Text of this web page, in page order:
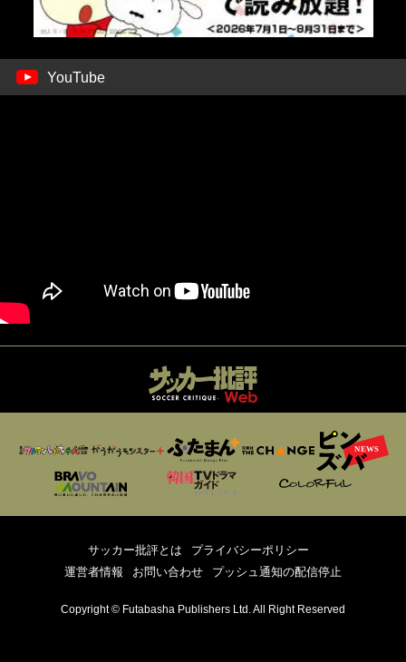
YouTube
サッカー批評とは
プライバシーポリシー
運営者情報
お問い合わせ プッシュ通知の配信停止
Copyright © Futabasha Publishers Ltd. All Right Reserved